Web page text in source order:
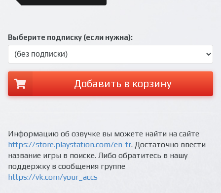
Выберите подписку (если нужна):
Добавить в корзину
Информацию об озвучке вы можете найти на сайте
https://store.playstation.com/en-tr. Достаточно ввести
название игры в поиске. Либо обратитесь в нашу
поддержку в сообщения группе
https://vk.com/your_accs